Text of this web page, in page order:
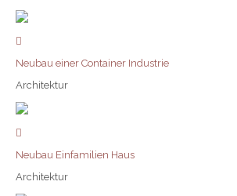
Neubau einer Container Industrie
Architektur
Neubau Einfamilien Haus
Architektur